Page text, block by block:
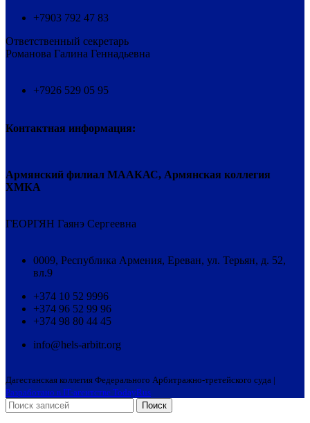
+7903 792 47 83
Ответственный секретарь
Романова Галина Геннадьевна
+7926 529 05 95
Контактная информация:
Армянский филиал МААКАС, Армянская коллегия
ХМКА
ГЕОРГЯН Гаянэ Сергеевна
0009, Республика Армения, Ереван, ул. Терьян, д. 52,
вл.9
+374 10 52 9996
+374 96 52 99 96
+374 98 80 44 45
info@hels-arbitr.org
Дагестанская коллегия Федерального Арбитражно-третейского суда |
Разработано в IT-агентстве TodayRus
Поиск